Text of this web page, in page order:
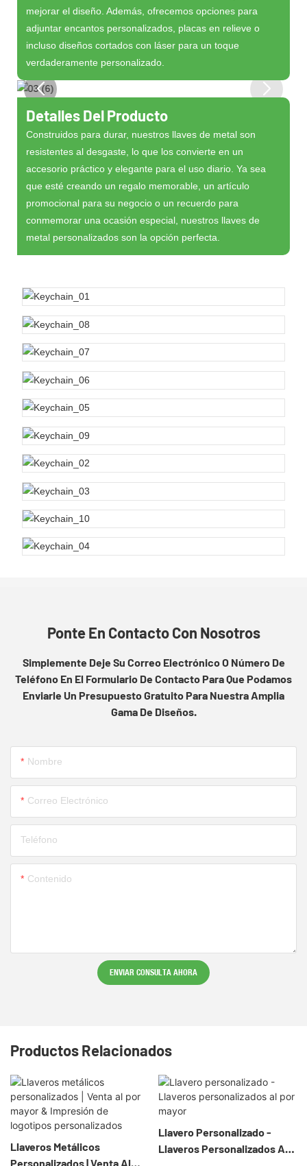
mejorar el diseño. Además, ofrecemos opciones para
adjuntar encantos personalizados, placas en relieve o
incluso diseños cortados con láser para un toque
verdaderamente personalizado.
Detalles Del Producto
Construidos para durar, nuestros llaves de metal son
resistentes al desgaste, lo que los convierte en un
accesorio práctico y elegante para el uso diario. Ya sea
que esté creando un regalo memorable, un artículo
promocional para su negocio o un recuerdo para
conmemorar una ocasión especial, nuestros llaves de
metal personalizados son la opción perfecta.
Ponte En Contacto Con Nosotros
Simplemente Deje Su Correo Electrónico O Número De
Teléfono En El Formulario De Contacto Para Que Podamos
Enviarle Un Presupuesto Gratuito Para Nuestra Amplia
Gama De Diseños.
Nombre
Correo Electrónico
Teléfono
Contenido
ENVIAR CONSULTA AHORA
Productos Relacionados
Llaveros Metálicos
Personalizados | Venta Al
Llavero Personalizado -
Llaveros Personalizados Al